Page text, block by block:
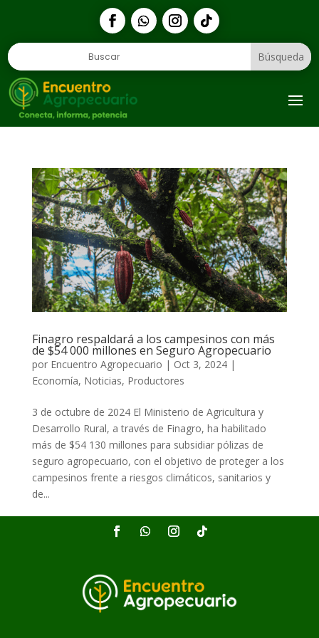
Finagro respaldará a los campesinos con más
de $54 000 millones en Seguro Agropecuario
por Encuentro Agropecuario | Oct 3, 2024|
Economía, Noticias, Productores
3 de octubre de 2024 El Ministerio de Agricultura y
Desarrollo Rural, a través de Finagro, ha habilitado
más de $54 130 millones para subsidiar pólizas de
seguro agropecuario, con el objetivo de proteger a los
campesinos frente a riesgos climáticos, sanitarios y
de...